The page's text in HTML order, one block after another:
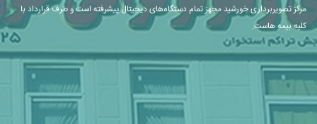
مرکز تصویربرداری خورشید مجهز تمام دستگاه‌های دیجیتال پیشرفته است و طرف قرارداد با
کلیه بیمه هاست.